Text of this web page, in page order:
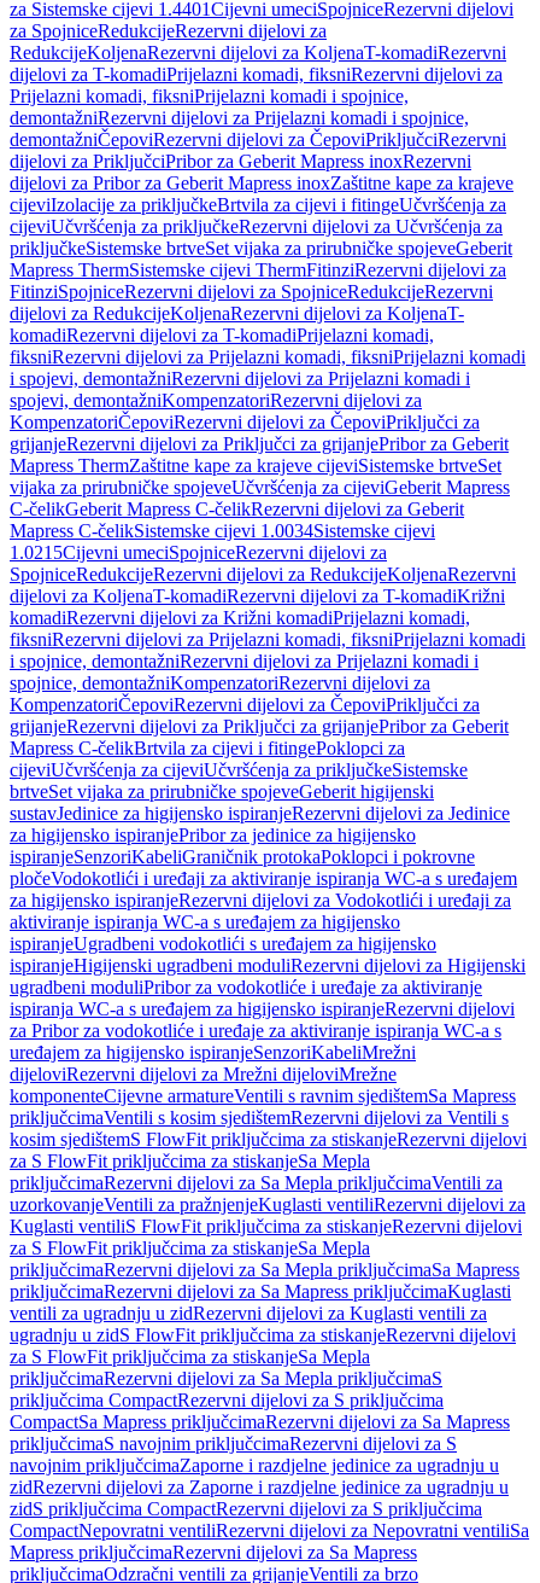
za Sistemske cijevi 1.4401Cijevni umeciSpojniceRezervni dijelovi
za SpojniceRedukcijeRezervni dijelovi za
RedukcijeKoljenaRezervni dijelovi za KoljenaT-komadiRezervni
dijelovi za T-komadiPrijelazni komadi, fiksniRezervni dijelovi za
Prijelazni komadi, fiksniPrijelazni komadi i spojnice,
demontažniRezervni dijelovi za Prijelazni komadi i spojnice,
demontažniČepoviRezervni dijelovi za ČepoviPriključciRezervni
dijelovi za PriključciPribor za Geberit Mapress inoxRezervni
dijelovi za Pribor za Geberit Mapress inoxZaštitne kape za krajeve
cijeviIzolacije za priključkeBrtvila za cijevi i fitingeUčvršćenja za
cijeviUčvršćenja za priključkeRezervni dijelovi za Učvršćenja za
priključkeSistemske brtveSet vijaka za prirubničke spojeveGeberit
Mapress ThermSistemske cijevi ThermFitinziRezervni dijelovi za
FitinziSpojniceRezervni dijelovi za SpojniceRedukcijeRezervni
dijelovi za RedukcijeKoljenaRezervni dijelovi za KoljenaT-
komadiRezervni dijelovi za T-komadiPrijelazni komadi,
fiksniRezervni dijelovi za Prijelazni komadi, fiksniPrijelazni komadi
i spojevi, demontažniRezervni dijelovi za Prijelazni komadi i
spojevi, demontažniKompenzatoriRezervni dijelovi za
KompenzatoriČepoviRezervni dijelovi za ČepoviPriključci za
grijanjeRezervni dijelovi za Priključci za grijanjePribor za Geberit
Mapress ThermZaštitne kape za krajeve cijeviSistemske brtveSet
vijaka za prirubničke spojeveUčvršćenja za cijeviGeberit Mapress
C-čelikGeberit Mapress C-čelikRezervni dijelovi za Geberit
Mapress C-čelikSistemske cijevi 1.0034Sistemske cijevi
1.0215Cijevni umeciSpojniceRezervni dijelovi za
SpojniceRedukcijeRezervni dijelovi za RedukcijeKoljenaRezervni
dijelovi za KoljenaT-komadiRezervni dijelovi za T-komadiKrižni
komadiRezervni dijelovi za Križni komadiPrijelazni komadi,
fiksniRezervni dijelovi za Prijelazni komadi, fiksniPrijelazni komadi
i spojnice, demontažniRezervni dijelovi za Prijelazni komadi i
spojnice, demontažniKompenzatoriRezervni dijelovi za
KompenzatoriČepoviRezervni dijelovi za ČepoviPriključci za
grijanjeRezervni dijelovi za Priključci za grijanjePribor za Geberit
Mapress C-čelikBrtvila za cijevi i fitingePoklopci za
cijeviUčvršćenja za cijeviUčvršćenja za priključkeSistemske
brtveSet vijaka za prirubničke spojeveGeberit higijenski
sustavJedinice za higijensko ispiranjeRezervni dijelovi za Jedinice
za higijensko ispiranjePribor za jedinice za higijensko
ispiranjeSenzoriKabeliGraničnik protokaPoklopci i pokrovne
pločeVodokotlići i uređaji za aktiviranje ispiranja WC-a s uređajem
za higijensko ispiranjeRezervni dijelovi za Vodokotlići i uređaji za
aktiviranje ispiranja WC-a s uređajem za higijensko
ispiranjeUgradbeni vodokotlići s uređajem za higijensko
ispiranjeHigijenski ugradbeni moduliRezervni dijelovi za Higijenski
ugradbeni moduliPribor za vodokotliće i uređaje za aktiviranje
ispiranja WC-a s uređajem za higijensko ispiranjeRezervni dijelovi
za Pribor za vodokotliće i uređaje za aktiviranje ispiranja WC-a s
uređajem za higijensko ispiranjeSenzoriKabeliMrežni
dijeloviRezervni dijelovi za Mrežni dijeloviMrežne
komponenteCijevne armatureVentili s ravnim sjedištemSa Mapress
priključcimaVentili s kosim sjedištemRezervni dijelovi za Ventili s
kosim sjedištemS FlowFit priključcima za stiskanjeRezervni dijelovi
za S FlowFit priključcima za stiskanjeSa Mepla
priključcimaRezervni dijelovi za Sa Mepla priključcimaVentili za
uzorkovanjeVentili za pražnjenjeKuglasti ventiliRezervni dijelovi za
Kuglasti ventiliS FlowFit priključcima za stiskanjeRezervni dijelovi
za S FlowFit priključcima za stiskanjeSa Mepla
priključcimaRezervni dijelovi za Sa Mepla priključcimaSa Mapress
priključcimaRezervni dijelovi za Sa Mapress priključcimaKuglasti
ventili za ugradnju u zidRezervni dijelovi za Kuglasti ventili za
ugradnju u zidS FlowFit priključcima za stiskanjeRezervni dijelovi
za S FlowFit priključcima za stiskanjeSa Mepla
priključcimaRezervni dijelovi za Sa Mepla priključcimaS
priključcima CompactRezervni dijelovi za S priključcima
CompactSa Mapress priključcimaRezervni dijelovi za Sa Mapress
priključcimaS navojnim priključcimaRezervni dijelovi za S
navojnim priključcimaZaporne i razdjelne jedinice za ugradnju u
zidRezervni dijelovi za Zaporne i razdjelne jedinice za ugradnju u
zidS priključcima CompactRezervni dijelovi za S priključcima
CompactNepovratni ventiliRezervni dijelovi za Nepovratni ventiliSa
Mapress priključcimaRezervni dijelovi za Sa Mapress
priključcimaOdzračni ventili za grijanjeVentili za brzo